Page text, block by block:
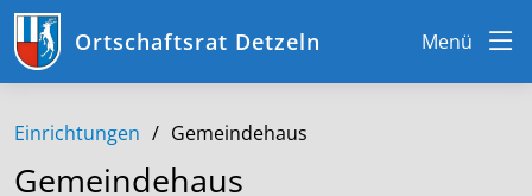
Ortschaftsrat Detzeln Menü
Einrichtungen Gemeindehaus
Gemeindehaus